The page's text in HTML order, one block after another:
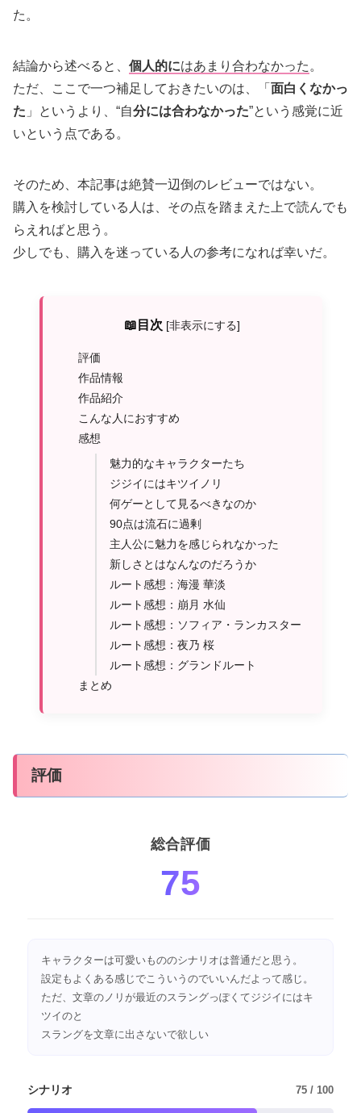
た。
結論から述べると、 個人的にはあまり合わなかった 。
ただ、ここで一つ補足しておきたいのは、「 面白くなかっ
た 」というより、“自分には合わなかった”という感覚に近
いという点である。
そのため、本記事は絶賛一辺倒のレビューではない。
購入を検討している人は、その点を踏まえた上で読んでも
らえればと思う。
少しでも、購入を迷っている人の参考になれば幸いだ。
📖目次 [非表示にする]
評価
作品情報
作品紹介
こんな人におすすめ
感想
魅力的なキャラクターたち
ジジイにはキツイノリ
何ゲーとして見るべきなのか
90点は流石に過剰
主人公に魅力を感じられなかった
新しさとはなんなのだろうか
ルート感想：海漫 華淡
ルート感想：崩月 水仙
ルート感想：ソフィア・ランカスター
ルート感想：夜乃 桜
ルート感想：グランドルート
まとめ
評価
総合評価
75
キャラクターは可愛いもののシナリオは普通だと思う。
設定もよくある感じでこういうのでいいんだよって感じ。
ただ、文章のノリが最近のスラングっぽくてジジイにはキ
ツイのと
スラングを文章に出さないで欲しい
シナリオ 75 / 100